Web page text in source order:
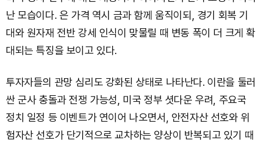
난 모습이다. 은 가격 역시 금과 함께 움직이되, 경기 회복 기
대와 원자재 전반 강세 인식이 맞물릴 때 변동 폭이 더 크게 확
대되는 특징을 보이고 있다.
투자자들의 관망 심리도 강화된 상태로 나타난다. 이란을 둘러
싼 군사 충돌과 전쟁 가능성, 미국 정부 셧다운 우려, 주요국
정치 일정 등 이벤트가 연이어 나오면서, 안전자산 선호와 위
험자산 선호가 단기적으로 교차하는 양상이 반복되고 있기 때